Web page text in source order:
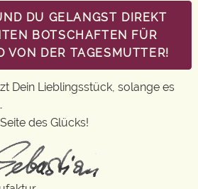
DU GELANGST DIREKT
BOTSCHAFTEN FÜR
VON DER TAGESMUTTER!
Dein Lieblingsstück, solange es
des Glücks!